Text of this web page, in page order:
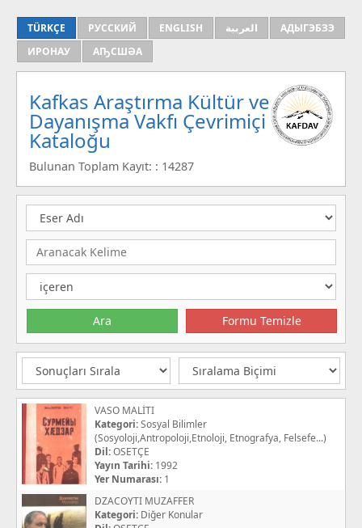
TÜRKÇE РУССКИЙ ENGLISH العربية
АДЫГЭБЗЭ
ИРОНАУ
АҦСШӘА
Kafkas Araştırma Kültür ve
Dayanışma Vakfı Çevrimiçi
Kataloğu
Bulunan Toplam Kayıt: : 14287
VASO MALİTI
Kategori:Sosyal Bilimler
(Sosyoloji,Antropoloji,Etnoloji, Etnografya, Felsefe...)
Dil:OSETÇE
Yayın Tarihi: 1992
Yer Numarası: 1
DZACOYTI MUZAFFER
Kategori: Diğer Konular